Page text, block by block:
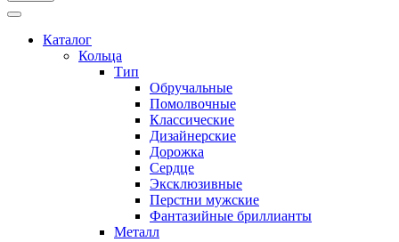
Каталог
Кольца
Тип
Обручальные
Помолвочные
Классические
Дизайнерские
Дорожка
Сердце
Эксклюзивные
Перстни мужские
Фантазийные бриллианты
Металл